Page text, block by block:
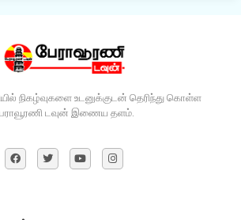
நிகழ்வுகளை உடனுக்குடன் தெரிந்து கொள்ள
டவுன் இணைய தளம்.